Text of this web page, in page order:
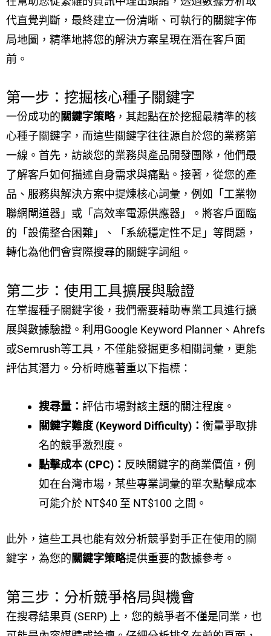
代直覺判斷，最終建立一份清晰、可執行的關鍵字佈
局地圖，精準地將您的解決方案呈現在潛在客戶面
前。
第一步：挖掘核心種子關鍵字
一份成功的關鍵字策略，其起點在於挖掘最精準的核
心種子關鍵字，而這些關鍵字往往源自於您的業務第
一線。首先，訪談您的業務與產品開發團隊，他們最
了解客戶如何描述自身需求與痛點。接著，從您的產
品、服務與解決方案中提煉核心詞彙，例如「工業物
聯網閘道器」或「高效率電源供應器」。將客戶面臨
的「設備整合困難」、「系統穩定性不足」等問題，
轉化為他們會實際搜尋的關鍵字詞組。
第二步：使用工具擴展與驗證
在掌握種子關鍵字後，我們需要藉助專業工具進行擴
展與數據驗證。利用Google Keyword Planner、Ahrefs
或Semrush等工具，不僅能發掘更多相關詞彙，更能
評估其潛力。分析時應著重以下指標：
搜尋量： 評估市場對該主題的關注程度。
關鍵字難度 (Keyword Difficulty)： 衡量爭取排
名的競爭激烈度。
點擊成本 (CPC)： 反映關鍵字的商業價值，例
如在台灣市場，某些專業詞彙的單次點擊成本
可能介於 NT$40 至 NT$100 之間。
此外，這些工具也能有效分析競爭對手正在使用的關
鍵字，為您的關鍵字策略提供重要的數據參考。
第三步：分析競爭格局與機會
在搜尋結果頁 (SERP) 上，您的競爭者不僅是同業，也